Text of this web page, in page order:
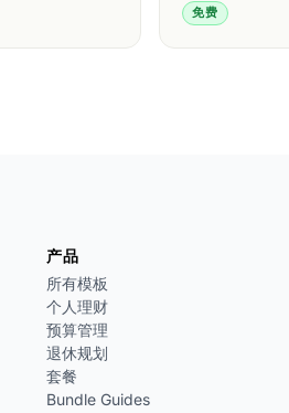
免费
产品
所有模板
个人理财
预算管理
退休规划
套餐
Bundle Guides